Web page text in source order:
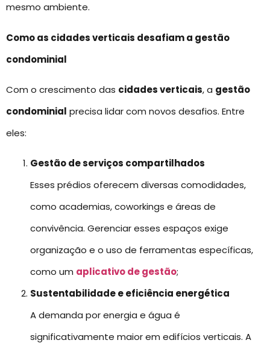
mesmo ambiente.
Como as cidades verticais desafiam a gestão
condominial
Com o crescimento das cidades verticais, a gestão
condominial precisa lidar com novos desafios. Entre
eles:
Gestão de serviços compartilhados
Esses prédios oferecem diversas comodidades,
como academias, coworkings e áreas de
convivência. Gerenciar esses espaços exige
organização e o uso de ferramentas específicas,
como um aplicativo de gestão;
Sustentabilidade e eficiência energética
A demanda por energia e água é
significativamente maior em edifícios verticais. A